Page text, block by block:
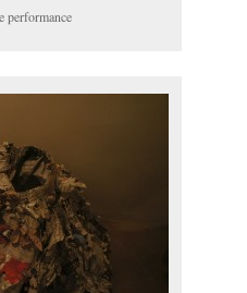
performance